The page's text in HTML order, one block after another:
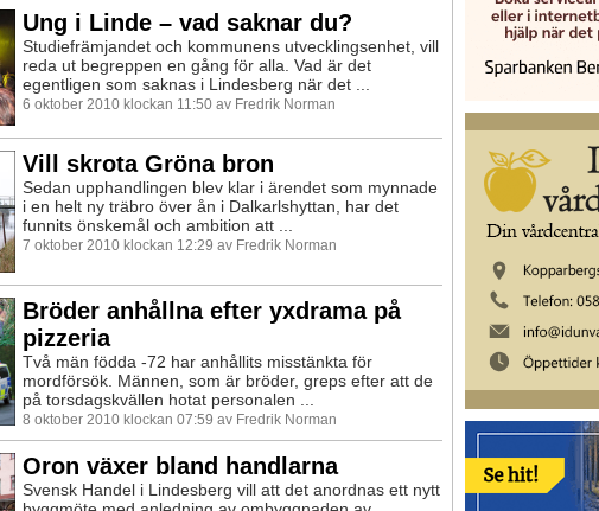
Ung i Linde – vad saknar du?
Studiefrämjandet och kommunens utvecklingsenhet, vill
reda ut begreppen en gång för alla. Vad är det
egentligen som saknas i Lindesberg när det ...
6 oktober 2010 klockan 11:50 av Fredrik Norman
Vill skrota Gröna bron
Sedan upphandlingen blev klar i ärendet som mynnade
i en helt ny träbro över ån i Dalkarlshyttan, har det
funnits önskemål och ambition att ...
7 oktober 2010 klockan 12:29 av Fredrik Norman
Bröder anhållna efter yxdrama på
pizzeria
Två män födda -72 har anhållits misstänkta för
mordförsök. Männen, som är bröder, greps efter att de
på torsdagskvällen hotat personalen ...
8 oktober 2010 klockan 07:59 av Fredrik Norman
Oron växer bland handlarna
Svensk Handel i Lindesberg vill att det anordnas ett nytt